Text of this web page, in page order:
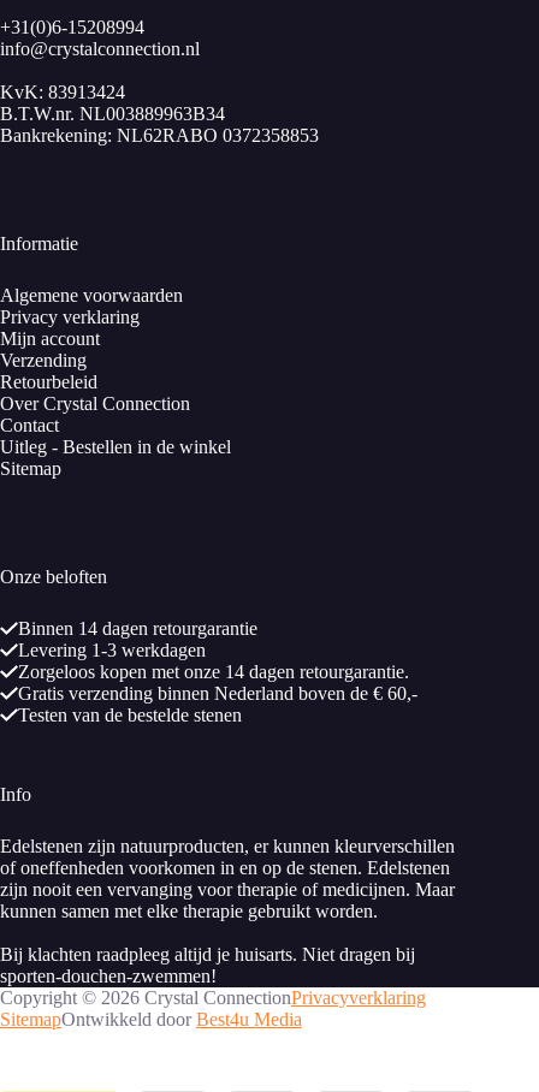
+31(0)6-15208994
info@crystalconnection.nl
KvK: 83913424
B.T.W.nr. NL003889963B34
Bankrekening: NL62RABO 0372358853
Informatie
Algemene voorwaarden
Privacy verklaring
Mijn account
Verzending
Retourbeleid
Over Crystal Connection
Contact
Uitleg - Bestellen in de winkel
Sitemap
Onze beloften
Binnen 14 dagen retourgarantie
Levering 1-3 werkdagen
Zorgeloos kopen met onze 14 dagen retourgarantie.
Gratis verzending binnen Nederland boven de € 60,-
Testen van de bestelde stenen
Info
Edelstenen zijn natuurproducten, er kunnen kleurverschillen
of oneffenheden voorkomen in en op de stenen. Edelstenen
zijn nooit een vervanging voor therapie of medicijnen. Maar
kunnen samen met elke therapie gebruikt worden.
Bij klachten raadpleeg altijd je huisarts. Niet dragen bij
sporten-douchen-zwemmen!
Copyright © 2026 Crystal ConnectionPrivacyverklaring
SitemapOntwikkeld doorBest4u Media